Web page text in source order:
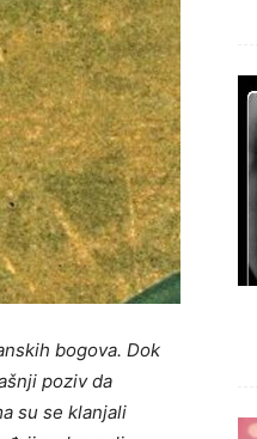
bogova. Dok
poziv da
su se klanjali